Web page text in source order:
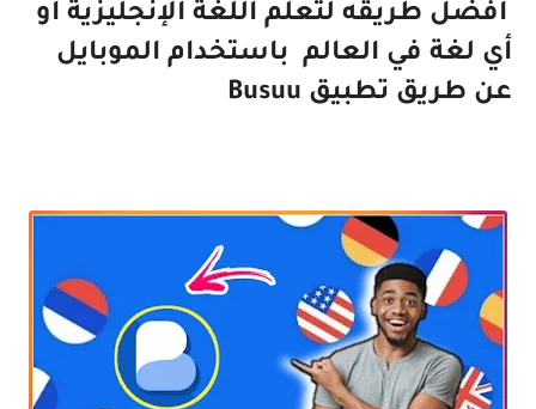
افضل طريقه لتعلم اللغة الإنجليزية او
أي لغة في العالم باستخدام الموبايل
عن طريق تطبيق Busuu